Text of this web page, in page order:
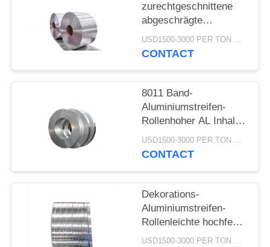
zurechtgeschnittene
abgeschrägte
umrandete 26-1200mm
Breite
USD1500-3000 PER TON MOQ:1TON
CONTACT
8011 Band-
Aluminiumstreifen-
Rollenhoher AL Inhalt
für medizinische
Flaschenkapsel
USD1500-3000 PER TON MOQ:1TON
CONTACT
Dekorations-
Aluminiumstreifen-
Rollenleichte hochfeste
extreme Starrheit
USD1500-3000 PER TON MOQ:1TON